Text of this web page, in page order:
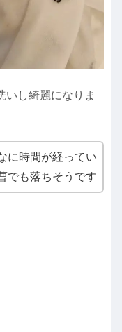
いし綺麗になりま
に時間が経ってい
でも落ちそうです